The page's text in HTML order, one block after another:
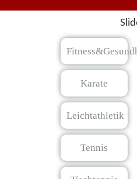
Karate
Leichtathletik
Tennis